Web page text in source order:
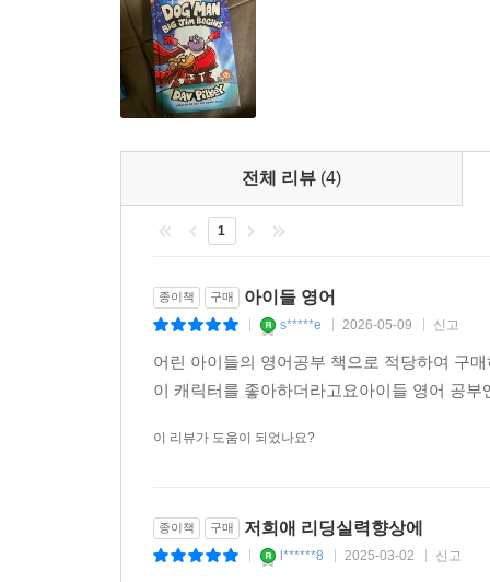
전체 리뷰 (4)
1
종이책 구매 아이들 영어
s*****e 2026-05-09 신고
어린 아이들의 영어공부 책으로 적당하여 구
이 캐릭터를 좋아하더라고요아이들 영어 공
이 리뷰가 도움이 되었나요?
종이책 구매 저희애 리딩실력향상에
l******8 2025-03-02 신고